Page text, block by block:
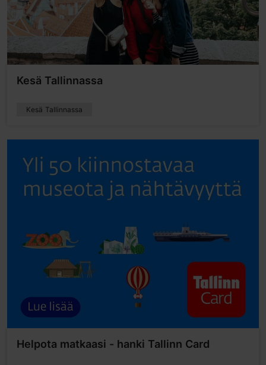
Kesä Tallinnassa
Kesä Tallinnassa
Helpota matkaasi - hanki Tallinn Card